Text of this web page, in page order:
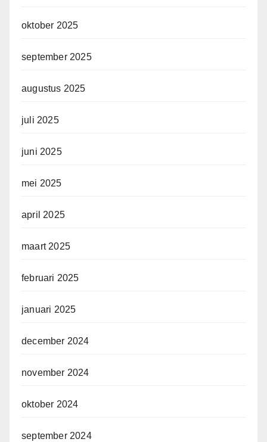
oktober 2025
september 2025
augustus 2025
juli 2025
juni 2025
mei 2025
april 2025
maart 2025
februari 2025
januari 2025
december 2024
november 2024
oktober 2024
september 2024